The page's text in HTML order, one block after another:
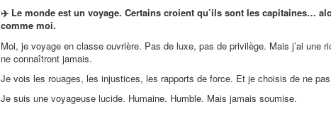
La Coévolution millénaire : Depuis plus de 15 000 ans, l’humain et l’animal ont
histoire biologique commune, ce qui constitue une attaque sans précédent
Le traumatisme des “Libérations” ratées : À plusieurs reprises dans l’histoire
des activistes), ces actions “émotives” ont conduit à des catastrophes
Aujourd’hui, une frange s’est radicalisée pour demander non plus le bien-être,
✈️ Le monde est un voyage. Certains croient qu’ils sont les capitaines…
comme moi.
Moi, je voyage en classe ouvrière. Pas de luxe, pas de privilège. Mais j’ai une
ne connaîtront jamais.
Je vois les rouages, les injustices, les rapports de force. Et je choisis de ne
Je suis une voyageuse lucide. Humaine. Humble. Mais jamais soumise.